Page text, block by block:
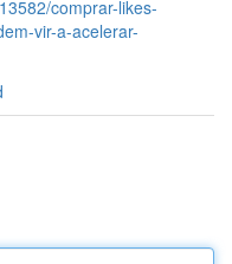
comprar-likes-
vir-a-acelerar-